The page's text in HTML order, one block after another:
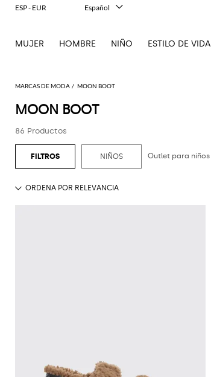
MARCAS DE MODA MOON BOOT
MOON BOOT
86 Productos
NIÑOS Outlet para niños
MUJER HOMBRE NIÑO ESTILO DE VIDA
ESP - EUR
Español
Français
日本語
Русский